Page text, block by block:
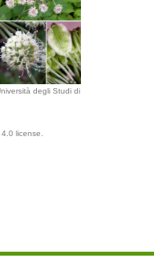
degli Studi di
license.